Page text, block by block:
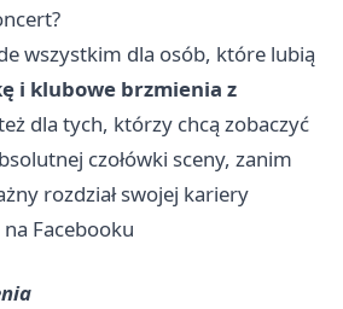
wszystkim dla osób, które lubią
i klubowe brzmienia z
dla tych, którzy chcą zobaczyć
czołówki sceny, zanim
rozdział swojej kariery
Facebooku